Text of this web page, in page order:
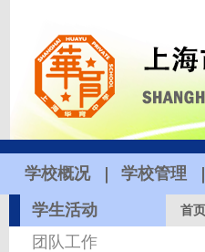
学校概况 学校管理
学生活动
团队工作
首页